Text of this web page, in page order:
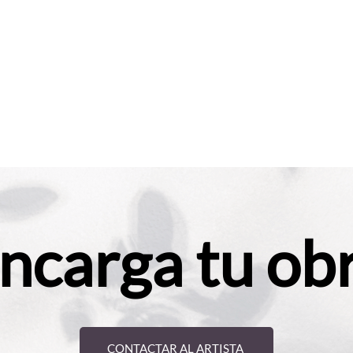
tu
CONTACTAR AL ARTISTA